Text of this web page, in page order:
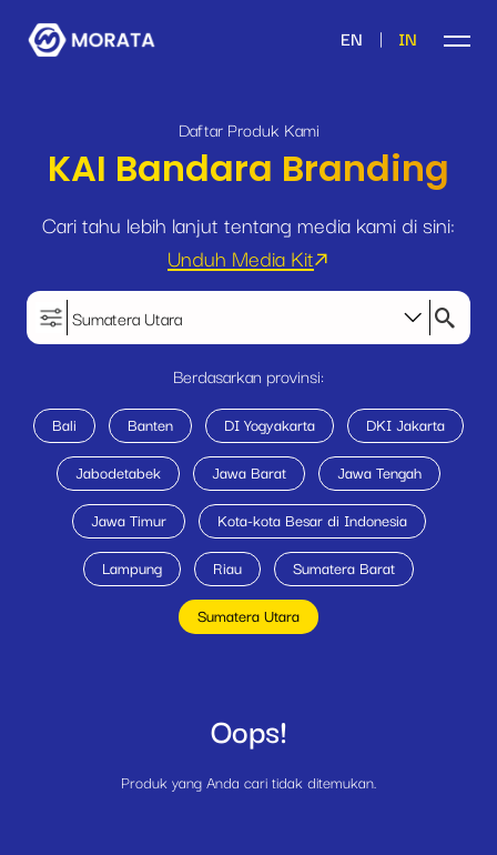
EN | IN
Daftar Produk Kami
KAI Bandara Branding
Cari tahu lebih lanjut tentang media kami di sini:
Unduh Media Kit
Sumatera Utara
Berdasarkan provinsi:
Bali Banten DI Yogyakarta
DKI Jakarta
Jabodetabek
Jawa Barat
Jawa Tengah
Jawa Timur
Kota-kota Besar di Indonesia
Lampung
Riau
Sumatera Barat
Sumatera Utara
Oops!
Produk yang Anda cari tidak ditemukan.